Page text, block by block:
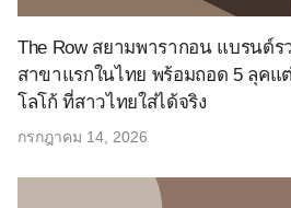
The Row สยามพารากอน แบรนด์
สาขาแรกในไทย พร้อมถอด 5 ลุคแ
โลโก้ ที่สาวไทยใส่ได้จริง
กรกฎาคม 14, 2026